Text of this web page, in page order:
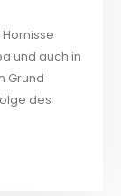
und auch in
Grund
des